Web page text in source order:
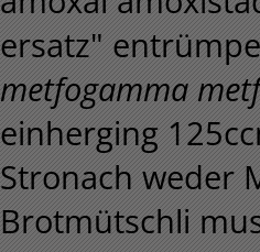
ersatz"
metfogamma
einherging
Stronach weder
Brotmütschli